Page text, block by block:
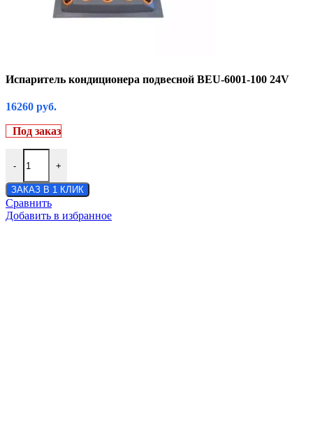
Испаритель кондиционера подвесной BEU-6001-100 24V
16260 руб.
Под заказ
- +
ЗАКАЗ В 1 КЛИК
Сравнить
Добавить в избранное